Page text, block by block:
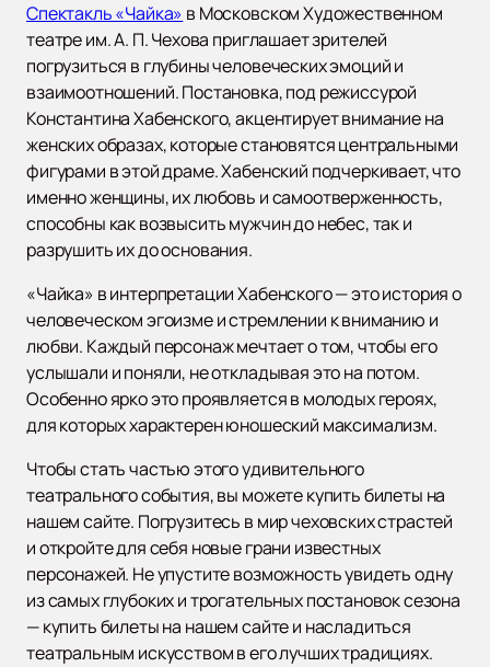
Спектакль «Чайка» в Московском Художественном
театре им. А. П. Чехова приглашает зрителей
погрузиться в глубины человеческих эмоций и
взаимоотношений. Постановка, под режиссурой
Константина Хабенского, акцентирует внимание на
женских образах, которые становятся центральными
фигурами в этой драме. Хабенский подчеркивает, что
именно женщины, их любовь и самоотверженность,
способны как возвысить мужчин до небес, так и
разрушить их до основания.
«Чайка» в интерпретации Хабенского — это история о
человеческом эгоизме и стремлении к вниманию и
любви. Каждый персонаж мечтает о том, чтобы его
услышали и поняли, не откладывая это на потом.
Особенно ярко это проявляется в молодых героях,
для которых характерен юношеский максимализм.
Чтобы стать частью этого удивительного
театрального события, вы можете купить билеты на
нашем сайте. Погрузитесь в мир чеховских страстей
и откройте для себя новые грани известных
персонажей. Не упустите возможность увидеть одну
из самых глубоких и трогательных постановок сезона
— купить билеты на нашем сайте и насладиться
театральным искусством в его лучших традициях.